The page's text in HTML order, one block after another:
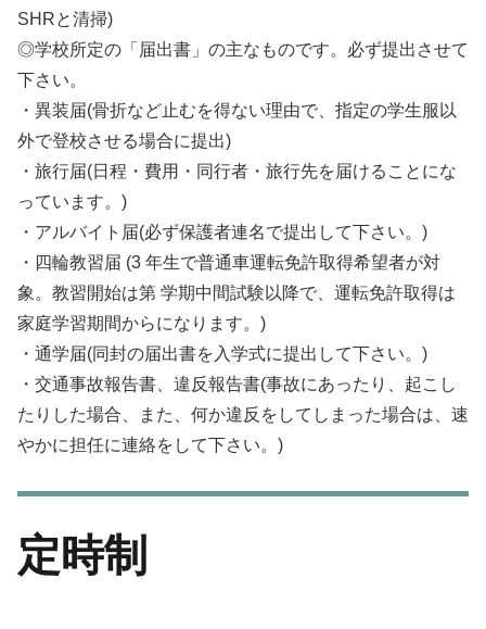
SHRと清掃)
◎学校所定の「届出書」の主なものです。必ず提出させて
下さい。
・異装届(骨折など止むを得ない理由で、指定の学生服以
外で登校させる場合に提出)
・旅行届(日程・費用・同行者・旅行先を届けることにな
っています。)
・アルバイト届(必ず保護者連名で提出して下さい。)
・四輪教習届 (3 年生で普通車運転免許取得希望者が対
象。教習開始は第 学期中間試験以降で、運転免許取得は
家庭学習期間からになります。)
・通学届(同封の届出書を入学式に提出して下さい。)
・交通事故報告書、違反報告書(事故にあったり、起こし
たりした場合、また、何か違反をしてしまった場合は、速
やかに担任に連絡をして下さい。)
定時制